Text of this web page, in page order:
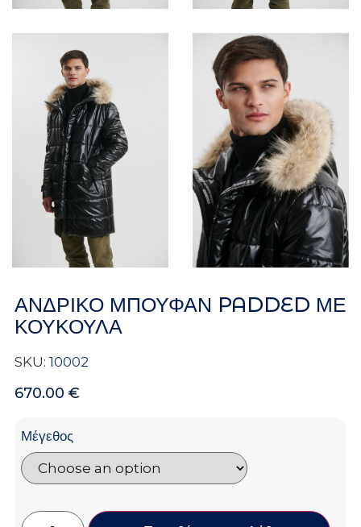
ΑΝΔΡΙΚΟ ΜΠΟΥΦΑΝ PADDED ΜΕ
ΚΟΥΚΟΥΛΑ
SKU: 10002
670.00 €
Μέγεθος